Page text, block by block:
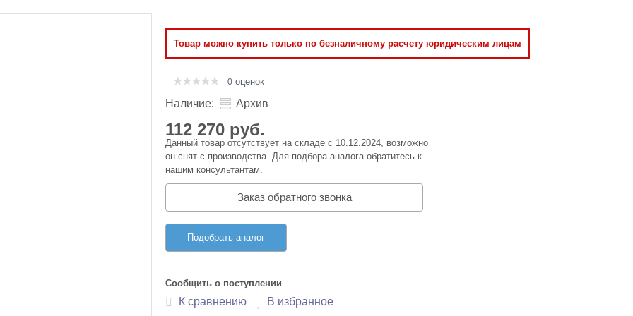
Товар можно купить только по безналичному расчету юридическим лицам
0 оценок
Наличие: Архив
112 270 руб.
Данный товар отсутствует на складе с 10.12.2024, возможно
он снят с производства. Для подбора аналога обратитесь к
нашим консультантам.
Заказ обратного звонка
Подобрать аналог
Сообщить о поступлении
К сравнению В избранное
память